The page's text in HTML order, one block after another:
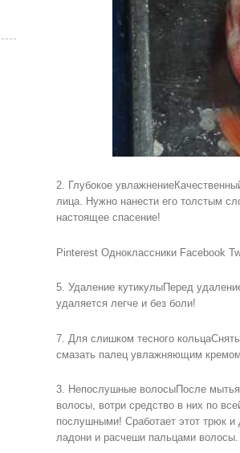
2. Глубокое
лица. Нужно нанести его толстым
настоящее спасение!
Pinterest Одноклассники Facebook
5. Удаление кутикулыПеред
удаляется легче и без боли!
7. Для слишком тесного
смазать палец увлажняющим кремом.
3. Непослушные волосыПосле
волосы, вотри средство в них по
послушными! Сработает этот трюк
ладони и расчеши пальцами